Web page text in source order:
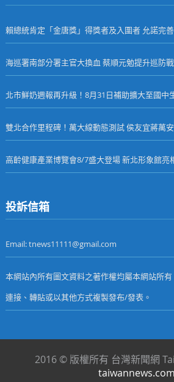
賴總統肯定「金唐獎」得獎者及入圍者 允諾完
海巡署南部分署主官大換血 蔡順元勉提升巡防
北市鮮奶週報再升級！8月31日補助擴大至國中
雙北合作里程碑！萬大線動態測試 侯友宜蔣萬
高齡健康產業博覽會8/7盛大登場 新北形象館亮
投訴信箱
Email: tnews11111@gmail.com
本網站內所有圖文資料之著作權均屬本網站所
連接、轉貼或以其他方式複製發布/發表。
2016 © 版權所有 台灣新聞網
taiwannews.com